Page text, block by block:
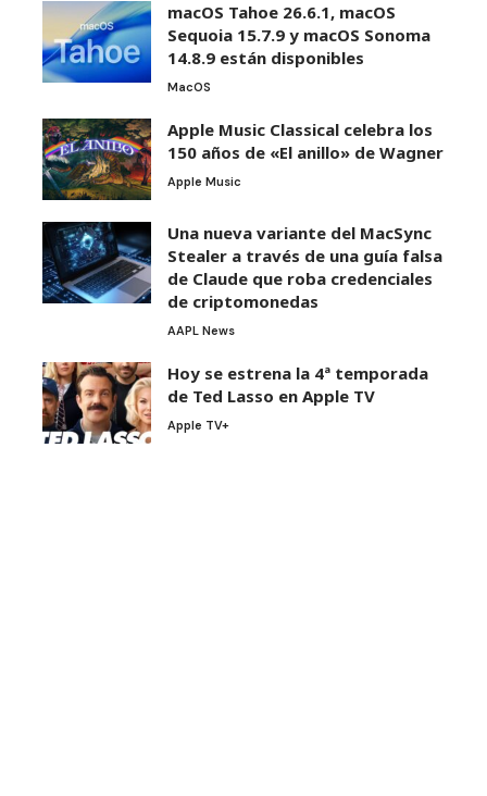
macOS Tahoe 26.6.1, macOS
Sequoia 15.7.9 y macOS Sonoma
14.8.9 están disponibles
MacOS
Apple Music Classical celebra los
150 años de «El anillo» de Wagner
Apple Music
Una nueva variante del MacSync
Stealer a través de una guía falsa
de Claude que roba credenciales
de criptomonedas
AAPL News
Hoy se estrena la 4ª temporada
de Ted Lasso en Apple TV
Apple TV+